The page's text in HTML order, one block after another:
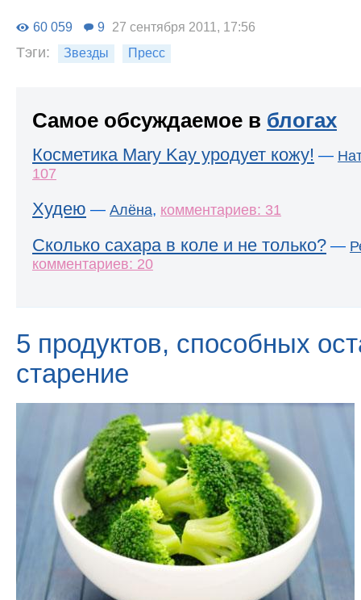
60 059 9 27 сентября 2011, 17:56
Тэги: Звезды Пресс
Самое обсуждаемое в блогах
Косметика Mary Kay уродует кожу! —
107
Худею — Алёна, комментариев: 31
Сколько сахара в коле и не только? —
комментариев: 20
5 продуктов, способных
старение